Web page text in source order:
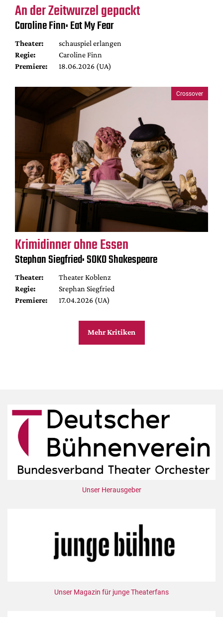
An der Zeitwurzel gepackt
Caroline Finn: Eat My Fear
Theater:
schauspiel erlangen
Regie:
Caroline Finn
Premiere:
18.06.2026 (UA)
Crossover
Krimidinner ohne Essen
Stephan Siegfried: SOKO Shakespeare
Theater:
Theater Koblenz
Regie:
Srephan Siegfried
Premiere:
17.04.2026 (UA)
Mehr Kritiken
Unser Herausgeber
Unser Magazin für junge Theaterfans